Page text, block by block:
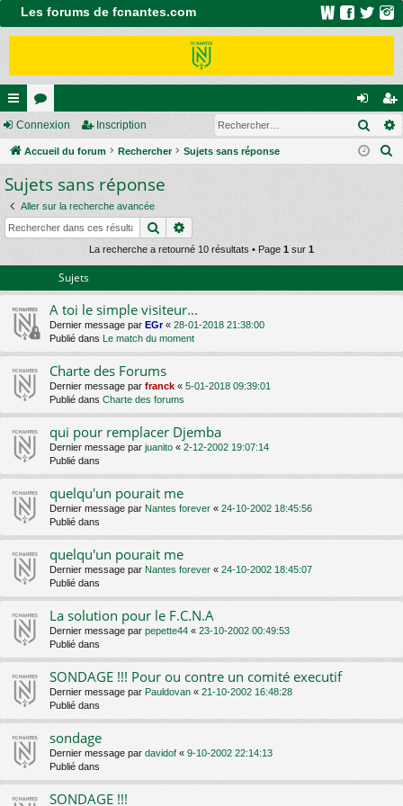
Les forums de fcnantes.com
ac
co
ur
ci
s
or
u
m
s
on
ne
ns
cri
Connexion Inscription
Accueil du forum Rechercher Sujets sans réponse
c
h
Sujets sans réponse
Aller sur la recherche avancée
Rechercher
La recherche a retourné 10 résultats • Page 1 sur 1
Sujets
A toi le simple visiteur...
Dernier message par EGr« 28-01-2018 21:38:00
Publié dans Le match du moment
Charte des Forums
Dernier message par franck « 5-01-2018 09:39:01
Publié dans Charte des forums
qui pour remplacer Djemba
Dernier message par juanito « 2-12-2002 19:07:14
Publié dans
quelqu'un pourait me
Dernier message par Nantes forever « 24-10-2002 18:45:56
Publié dans
quelqu'un pourait me
Dernier message par Nantes forever « 24-10-2002 18:45:07
Publié dans
La solution pour le F.C.N.A
Dernier message par pepette44 « 23-10-2002 00:49:53
Publié dans
SONDAGE !!! Pour ou contre un comité executif
Dernier message par Pauldovan « 21-10-2002 16:48:28
Publié dans
sondage
Dernier message par davidof « 9-10-2002 22:14:13
Publié dans
SONDAGE !!!